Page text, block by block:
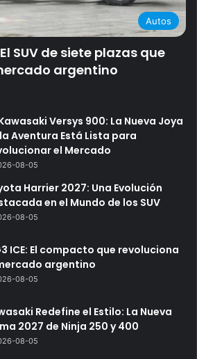
Autos
SUV de siete plazas que
argentino
Versys 900: La Nueva Joya
Aventura Está Lista para
el Mercado
08-05
Harrier 2027: Una Evolución
en el Mundo de los SUV
08-05
ICE: El compacto que revoluciona
argentino
08-05
Redefine el Estilo: La Nueva
2027 de Ninja 250 y 400
08-05